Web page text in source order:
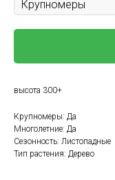
высота 300+
Крупномеры: Да
Многолетние: Да
Сезонность: Листопадные
Тип растения: Дерево